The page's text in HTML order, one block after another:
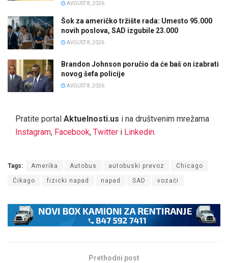
AVGUST 8, 2026
Šok za američko tržište rada: Umesto 95.000
novih poslova, SAD izgubile 23.000
AVGUST 8, 2026
Brandon Johnson poručio da će baš on izabrati
novog šefa policije
AVGUST 8, 2026
Pratite portal Aktuelnosti.us i na društvenim mrežama
Instagram, Facebook, Twitter i Linkedin.
Tags: Amerika Autobus autobuski prevoz Chicago
Čikago fizicki napad napad SAD vozači
Prethodni post